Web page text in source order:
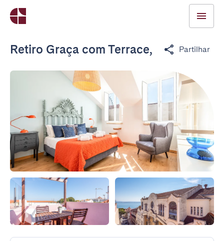
Retiro Graça com Terrace, Partilhar